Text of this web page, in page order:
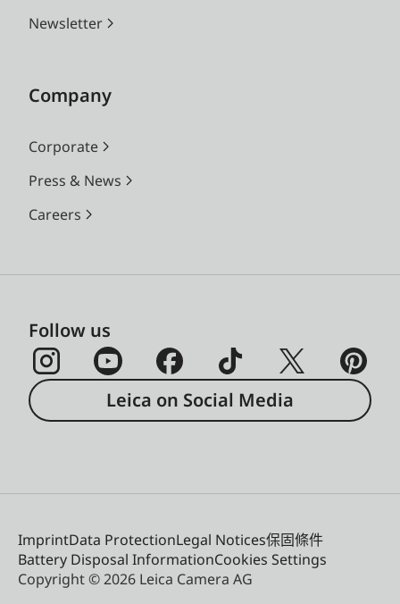
Newsletter
Company
Corporate
Press & News
Careers
Follow us
Leica on Social Media
ImprintData ProtectionLegal Notices保固條件
Battery Disposal InformationCookies Settings
Copyright © 2026 Leica Camera AG